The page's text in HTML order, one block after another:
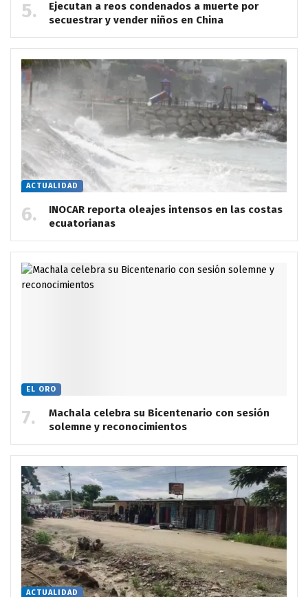
Ejecutan a reos condenados a muerte por
secuestrar y vender niños en China
ACTUALIDAD
INOCAR reporta oleajes intensos en las costas
ecuatorianas
EL ORO
Machala celebra su Bicentenario con sesión
solemne y reconocimientos
ACTUALIDAD